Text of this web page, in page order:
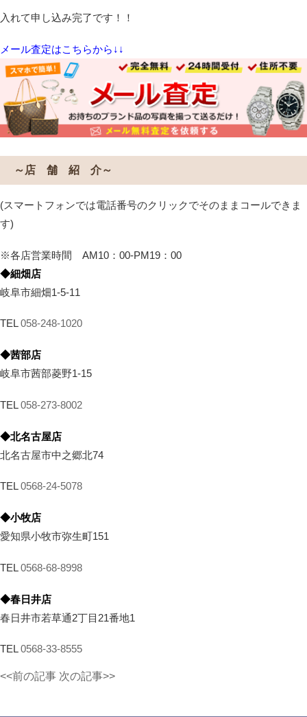
入れて申し込み完了です！！
メール査定はこちらから↓↓
～店 舗 紹 介～
(スマートフォンでは電話番号のクリックでそのままコールできま
す)
※各店営業時間 AM10：00-PM19：00
◆細畑店
岐阜市細畑1-5-11
TEL058-248-1020
◆茜部店
岐阜市茜部菱野1-15
TEL058-273-8002
◆北名古屋店
北名古屋市中之郷北74
TEL0568-24-5078
◆小牧店
愛知県小牧市弥生町151
TEL0568-68-8998
◆春日井店
春日井市若草通2丁目21番地1
TEL0568-33-8555
<<前の記事 次の記事>>